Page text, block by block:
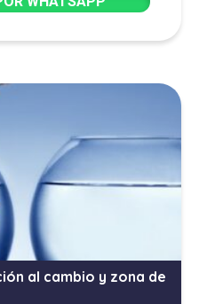
al cambio y zona de